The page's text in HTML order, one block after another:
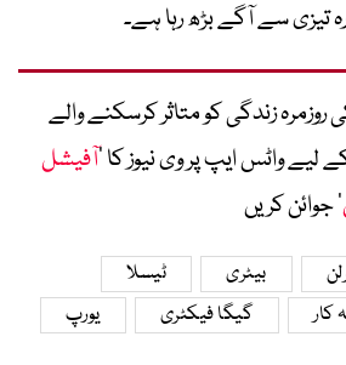
تیزی سے آگے بڑھ رہا ہے۔
زندگی کو متاثر کرسکنے والے
واٹس ایپ پر وی نیوز کا ’آفیشل
‘ جوائن کریں
بیٹری
ٹیسلا
کار گیگا فیکٹری یورپ